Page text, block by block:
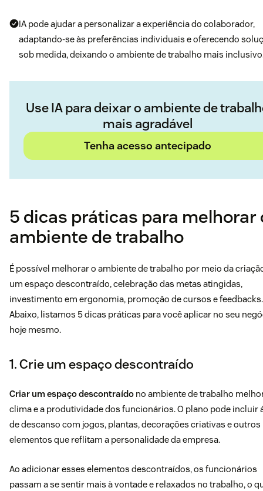
IA pode ajudar a personalizar a experiência do colaborador,
adaptando-se às preferências individuais e oferecendo
sob medida, deixando o ambiente de trabalho mais
Use IA para deixar o ambiente de
mais agradável
Tenha acesso antecipado
5 dicas práticas para melhorar
ambiente de trabalho
É possível melhorar o ambiente de trabalho por meio da
um espaço descontraído, celebração das metas atingidas,
investimento em ergonomia, promoção de cursos e feedbacks.
Abaixo, listamos 5 dicas práticas para você aplicar no seu
hoje mesmo.
1. Crie um espaço descontraído
Criar um espaço descontraído no ambiente de trabalho
clima e a produtividade dos funcionários. O plano pode incluir
de descanso com jogos, plantas, decorações criativas e outros
elementos que reflitam a personalidade da empresa.
Ao adicionar esses elementos descontraídos, os funcionários
passam a se sentir mais à vontade e relaxados no trabalho, o